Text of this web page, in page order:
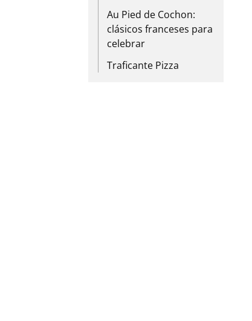
Au Pied de Cochon:
clásicos franceses para
celebrar
Traficante Pizza